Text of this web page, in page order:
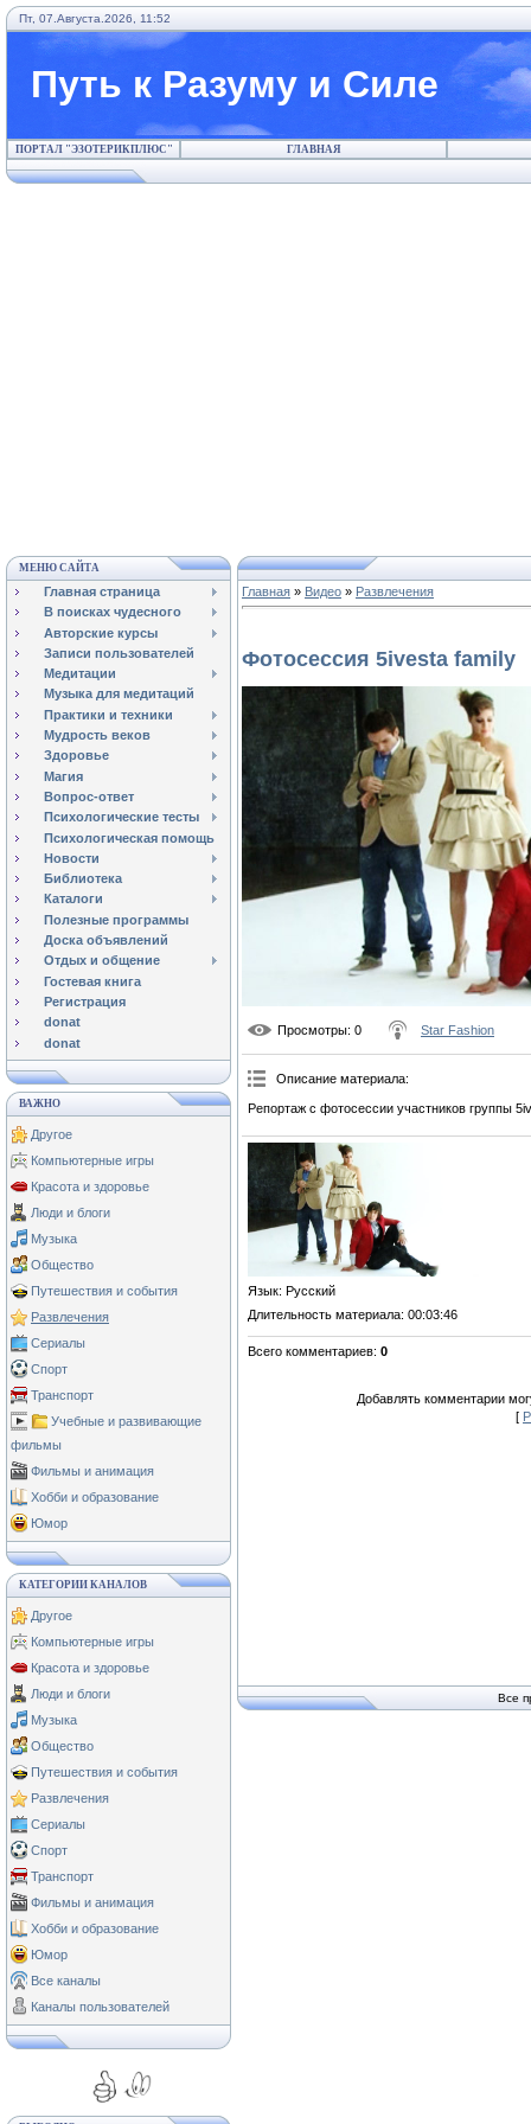
Пт, 07.Августа.2026, 11:52
Путь к Разуму и Силе
ПОРТАЛ "ЭЗОТЕРИКПЛЮС" ГЛАВНАЯ
МЕНЮ САЙТА
Главная страница
В поисках чудесного
Авторские курсы
Записи пользователей
Медитации
Музыка для медитаций
Практики и техники
Мудрость веков
Здоровье
Магия
Вопрос-ответ
Психологические тесты
Психологическая помощь
Новости
Библиотека
Каталоги
Полезные программы
Доска объявлений
Отдых и общение
Гостевая книга
Регистрация
donat
donat
ВАЖНО
Другое
Компьютерные игры
Красота и здоровье
Люди и блоги
Музыка
Общество
Путешествия и события
Развлечения
Сериалы
Спорт
Транспорт
Учебные и развивающие
фильмы
Фильмы и анимация
Хобби и образование
Юмор
КАТЕГОРИИ КАНАЛОВ
Другое
Компьютерные игры
Красота и здоровье
Люди и блоги
Музыка
Общество
Путешествия и события
Развлечения
Сериалы
Спорт
Транспорт
Фильмы и анимация
Хобби и образование
Юмор
Все каналы
Каналы пользователей
Главная » Видео » Развлечения
Фотосессия 5ivesta family
Просмотры: 0 Star Fashion
Описание материала:
Репортаж с фотосессии участников группы
Язык: Русский
Длительность материала: 00:03:46
Всего комментариев: 0
Добавлять комментарии
[
Все